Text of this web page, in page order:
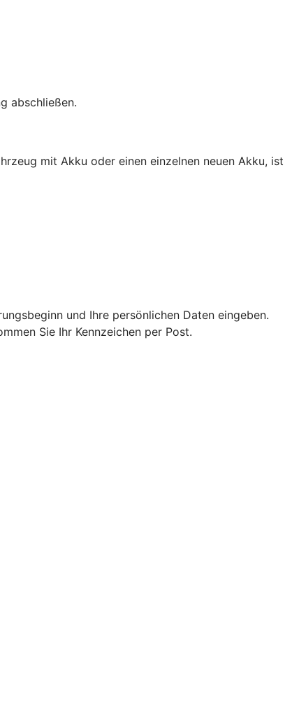
abschließen.
mit Akku oder einen einzelnen neuen Akku, ist
und Ihre persönlichen Daten eingeben.
Sie Ihr Kennzeichen per Post.